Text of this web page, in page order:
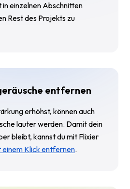
einzelnen Abschnitten
Rest des Projekts zu
entfernen
erhöhst, können auch
lauter werden. Damit dein
bleibt, kannst du mit Flixier
einem Klick entfernen.